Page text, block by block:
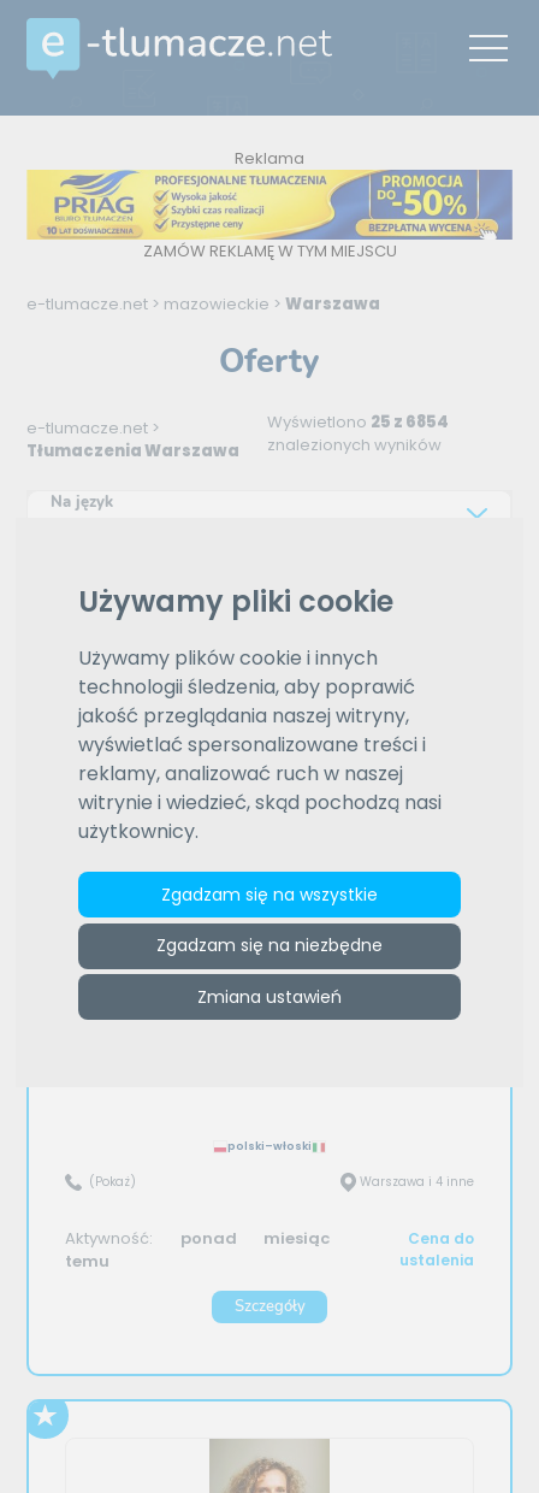
Używamy pliki cookie
Używamy plików cookie i innych
technologii śledzenia, aby poprawić
jakość przeglądania naszej witryny,
wyświetlać spersonalizowane treści i
reklamy, analizować ruch w naszej
witrynie i wiedzieć, skąd pochodzą nasi
użytkownicy.
Zgadzam się na wszystkie
Zgadzam się na niezbędne
Zmiana ustawień
Reklama
ZAMÓW REKLAMĘ W TYM MIEJSCU
e-tlumacze.net > mazowieckie >Warszawa
Oferty
e-tlumacze.net >
Tłumaczenia Warszawa
Wyświetlono 25 z 6854
znalezionych wyników
Na język
Daty aktualizacji (od najnowszej)
Wybierz typ sortowania
Wyróżnione oferty
1 2 3 4 5 6 7 8 9 10
Aleksandra Pluta
Doktor nauk humanistycznych, magister UniversitLa
polski–włoski
(Pokaż) Warszawa i 4 inne
Aktywność: ponad miesiąc
temu
Cena do
ustalenia
Szczegóły